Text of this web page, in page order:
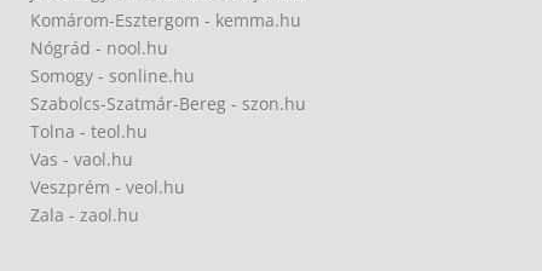
Komárom-Esztergom - kemma.hu
Nógrád - nool.hu
Somogy - sonline.hu
Szabolcs-Szatmár-Bereg - szon.hu
Tolna - teol.hu
Vas - vaol.hu
Veszprém - veol.hu
Zala - zaol.hu